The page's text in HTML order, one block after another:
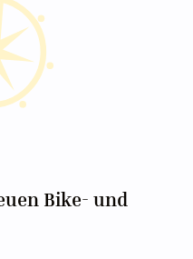
Bike- und